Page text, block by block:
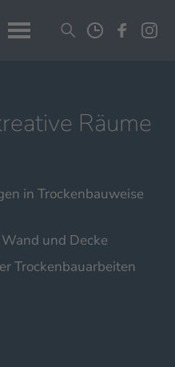
Räume
in Trockenbauweise
und Decke
Trockenbauarbeiten